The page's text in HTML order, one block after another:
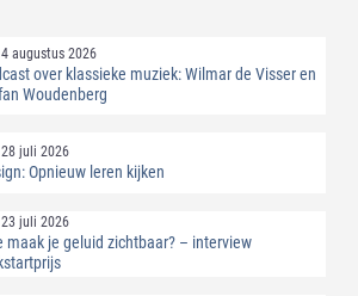
4 augustus 2026
over klassieke muziek: Wilmar de Visser en
Woudenberg
28 juli 2026
Opnieuw leren kijken
23 juli 2026
maak je geluid zichtbaar? – interview